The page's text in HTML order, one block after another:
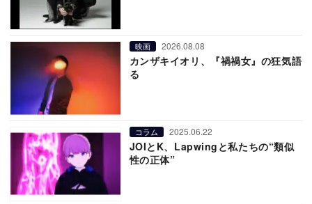
映画 2026.08.08
カンザキイオリ、『禍禍女』の狂気語
る
コラム 2025.06.22
JOIとK、Lapwingと私たちの“類似
性の正体”